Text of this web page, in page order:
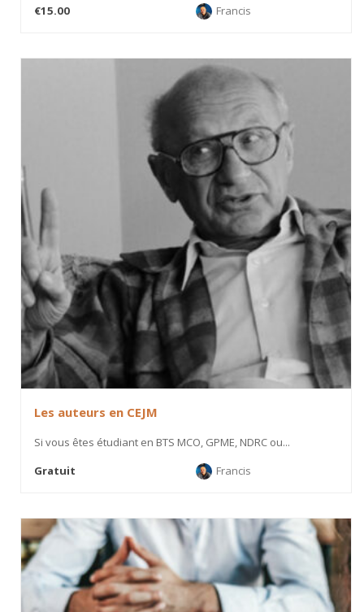
€15.00
Francis
Les auteurs en CEJM
Si vous êtes étudiant en BTS MCO, GPME, NDRC ou...
Gratuit
Francis